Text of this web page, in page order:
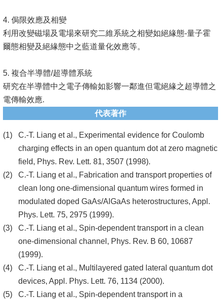
回
首
臺
大
首
頁
資
English
4. 侷限效應及相變
利用改變磁場及電場來研究二維系統之相變如絕緣態-量子霍
爾態相變及絕緣態中之藍道量化效應等。
5. 複合半導體/超導體系統
研究在半導體中之電子傳輸如影響一鄰進但電絕緣之超導體之
電傳輸效應.
代表著作
C.-T. Liang et al., Experimental evidence for Coulomb
charging effects in an open quantum dot at zero magnetic
field, Phys. Rev. Lett. 81, 3507 (1998).
C.-T. Liang et al., Fabrication and transport properties of
clean long one-dimensional quantum wires formed in
modulated doped GaAs/AlGaAs heterostructures, Appl.
Phys. Lett. 75, 2975 (1999).
C.-T. Liang et al., Spin-dependent transport in a clean
one-dimensional channel, Phys. Rev. B 60, 10687
(1999).
C.-T. Liang et al., Multilayered gated lateral quantum dot
devices, Appl. Phys. Lett. 76, 1134 (2000).
C.-T. Liang et al., Spin-dependent transport in a